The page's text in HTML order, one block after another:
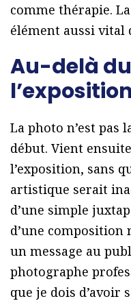
comme thérapie.
élément aussi vital
Au-delà
l’exposition
La photo n’est pas
début. Vient
l’exposition, sans
artistique serait
d’une simple
d’une composition
un message au
photographe
que je dois d’avoir